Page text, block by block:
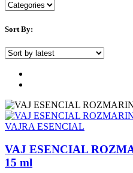
Sort By:
VAJRA ESENCIAL
VAJ ESENCIAL
15 ml